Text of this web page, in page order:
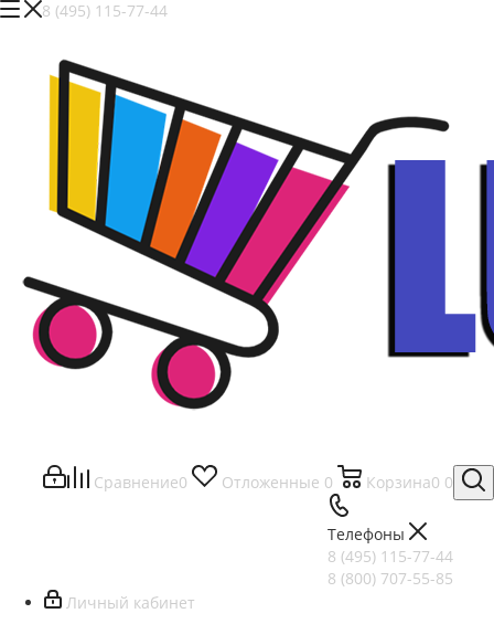
Сравнение0 Отложенные 0 Корзина0 0
Телефоны
8 (495) 115-77-44
8 (800) 707-55-85
8 (495) 115-77-44
Личный кабинет